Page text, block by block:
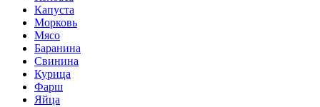
Капуста
Морковь
Мясо
Баранина
Свинина
Курица
Фарш
Яйца